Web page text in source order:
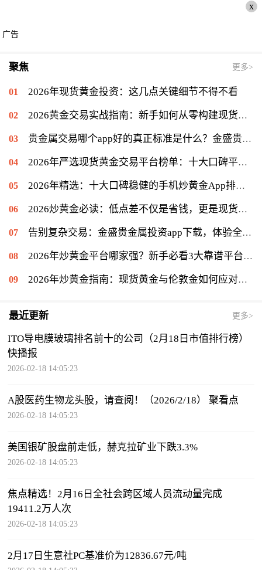
x
广告
聚焦 更多>
2026年现货黄金投资：这几点关键细节不得不看
2026黄金交易实战指南：新手如何从零构建现货黄金投资体系？
贵金属交易哪个app好的真正标准是什么？金盛贵金属用专业陪伴给出答案
2026年严选现货黄金交易平台榜单：十大口碑平台深度测评与避坑指南
2026年精选：十大口碑稳健的手机炒黄金App排行榜深度评测
2026炒黄金必读：低点差不仅是省钱，更是现货黄金盈利核心
告别复杂交易：金盛贵金属投资app下载，体验全能的便捷平台
2026年炒黄金平台哪家强？新手必看3大靠谱平台对比
2026年炒黄金指南：现货黄金与伦敦金如何应对美联储变动
最近更新 更多>
ITO导电膜玻璃排名前十的公司（2月18日市值排行榜）
快播报
2026-02-18 14:05:23
A股医药生物龙头股，请查阅！（2026/2/18） 聚看点
2026-02-18 14:05:23
美国银矿股盘前走低，赫克拉矿业下跌3.3%
2026-02-18 14:05:23
焦点精选！2月16日全社会跨区域人员流动量完成
19411.2万人次
2026-02-18 14:05:23
2月17日生意社PC基准价为12836.67元/吨